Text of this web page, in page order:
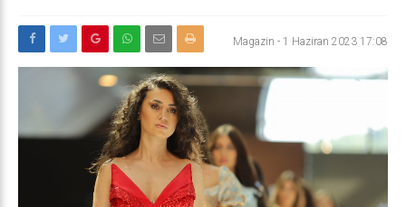
Magazin - 1 Haziran 2023 17:08